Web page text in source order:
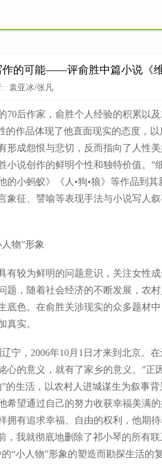
的可能——评俞胜中篇小说《维
: 袁亚冰/张凡
后作家，俞胜个人经验的积累以及
的作品体现了他直面现实的态度，
形成怨恨与悲切，反而指向了人性
小说创作的鲜明个性和独特价值。
的小蚂蚁》《人•狗•狼》等作品到
象征、譬喻等表现手法与小说写人
物”形象
较为鲜明的问题意识，关注女性成
题，随着社会经济的不断发展，农
底色。在俞胜关涉现实的众多题材
真实。
，2006年10月1日才来到北京。
心的意义，就有了家乡的意义。”
的生活，以农村人进城谋生为叙事
希望通过自己的努力收获幸福美满
拥有追求幸福、自由的权利，他期
，我就彻底地删除了祁小琴的所有
“小人物”形象的塑造而勘探生活的复